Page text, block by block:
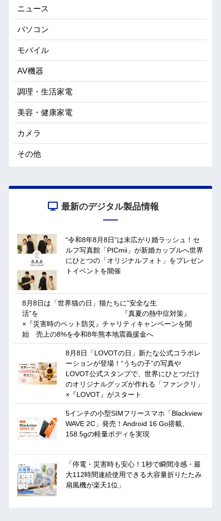
ニュース
パソコン
モバイル
AV機器
調理・生活家電
美容・健康家電
カメラ
その他
最新のデジタル製品情報
“令和8年8月8日”は末広がり婚ラッシュ！セ
ルフ写真館「PICmii」が新婚カップルへ世界
にひとつの「オリジナルフォト」をプレゼン
トイベントを開催
8月8日は「世界猫の日」猫たちに”安全な生
活”を 『真夏の熱中症対策』
×『災害時のペット防災』チャリティキャンペーンを開
始 売上の8%を令和8年熊本地震義援金へ
8月8日「LOVOTの日」新たな公式コラボレ
ーションが登場！“うちの子”の写真や
LOVOT公式スタンプで、世界にひとつだけ
のオリジナルグッズが作れる「ファンクリ」
×『LOVOT』がスタート
5インチの小型SIMフリースマホ「Blackview
WAVE 2C」発売！Android 16 Go搭載、
158.5gの軽量ボディを実現
「停電・災害時も安心！1秒で瞬間冷感・最
大112時間連続使用できる大容量折りたたみ
扇風機が楽天1位」